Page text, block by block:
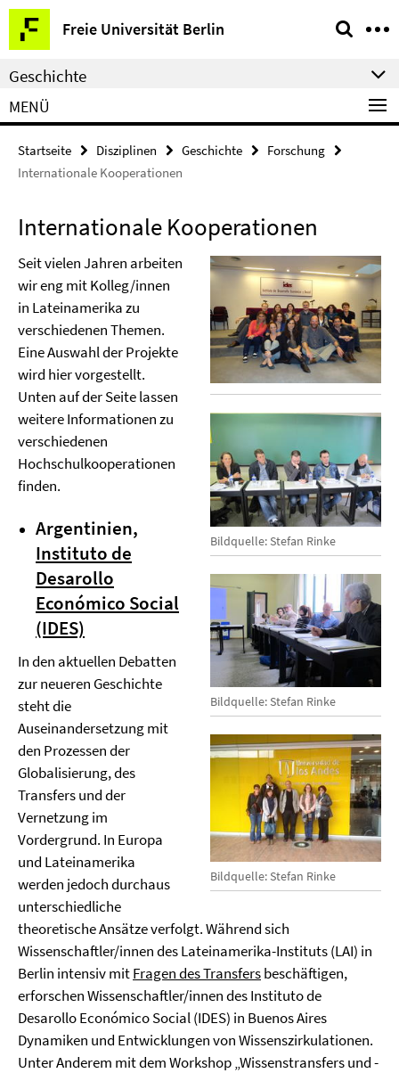
Springe
direkt
zu
Inhalt
Freie Universität Berlin
Service-
Navigation
Geschichte
MENÜ
Startseite Disziplinen Geschichte
Forschung
Internationale Kooperationen
Internationale Kooperationen
Bildquelle: Stefan Rinke
Bildquelle: Stefan Rinke
Bildquelle: Stefan Rinke
Seit vielen Jahren arbeiten
wir eng mit Kolleg/innen
in Lateinamerika zu
verschiedenen Themen.
Eine Auswahl der Projekte
wird hier vorgestellt.
Unten auf der Seite lassen
weitere Informationen zu
verschiedenen
Hochschulkooperationen
finden.
Argentinien,
Instituto de
Desarollo
Económico Social
(IDES)
In den aktuellen Debatten
zur neueren Geschichte
steht die
Auseinandersetzung mit
den Prozessen der
Globalisierung, des
Transfers und der
Vernetzung im
Vordergrund. In Europa
und Lateinamerika
werden jedoch durchaus
unterschiedliche
theoretische Ansätze verfolgt. Während sich
Wissenschaftler/innen des Lateinamerika-Instituts (LAI) in
Berlin intensiv mitFragen des Transfersbeschäftigen,
erforschen Wissenschaftler/innen des Instituto de
Desarollo Económico Social (IDES) in Buenos Aires
Dynamiken und Entwicklungen von Wissenszirkulationen.
Unter Anderem mit dem Workshop „Wissenstransfers und -